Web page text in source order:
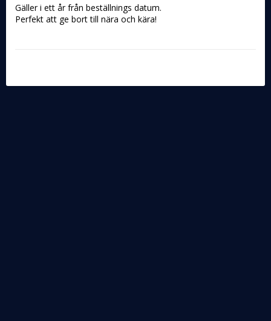
Gäller i ett år från beställnings datum.
Perfekt att ge bort till nära och kära!